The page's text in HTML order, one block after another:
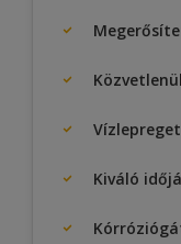
Kiváló